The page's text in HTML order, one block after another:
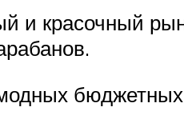
и красочный